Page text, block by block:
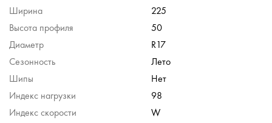
Ширина
225
Высота профиля
50
Диаметр
R17
Сезонность
Лето
Шипы
Нет
Индекс нагрузки
98
Индекс скорости
W